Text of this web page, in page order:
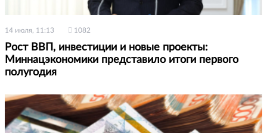
14 июля, 11:13 1082
Рост ВВП, инвестиции и новые проекты:
Миннацэкономики представило итоги первого
полугодия